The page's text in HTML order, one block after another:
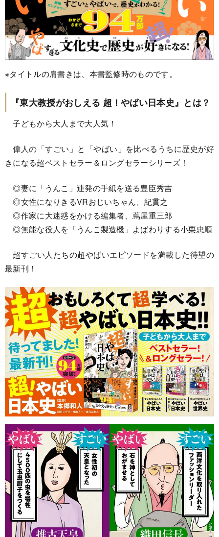
※タイトルの肩書きは、本書監修時のものです。
『東大教授がおしえる 超！やばい日本史』とは？
子どもから大人まで大人気！
偉人の「すごい」と「やばい」を比べるうちに歴史が好
きになる超ベストセラー＆ロングセラーシリーズ！
◎妻に「うんこ」連発の手紙を送る豊臣秀吉
◎女性になりきるVRおじいちゃん、紀貫之
◎作家に大迷惑をかける編集者、蔦屋重三郎
◎無能な役人を「うんこ製造機」よばわりする小栗忠順
超すごい人たちの超やばいエピソードを満載した待望の
最新刊！